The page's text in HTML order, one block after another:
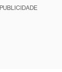
PUBLICIDADE